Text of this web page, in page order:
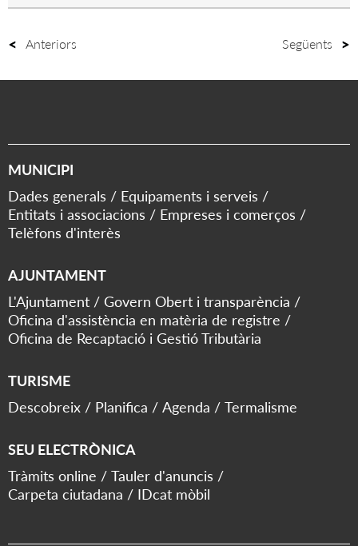
Anteriors Següents
MUNICIPI
Dades generals
Equipaments i serveis
Entitats i associacions
Empreses i comerços
Telèfons d'interès
AJUNTAMENT
L'Ajuntament
Govern Obert i transparència
Oficina d'assistència en matèria de registre
Oficina de Recaptació i Gestió Tributària
TURISME
Descobreix
Planifica Agenda Termalisme
SEU ELECTRÒNICA
Tràmits online
Tauler d'anuncis
Carpeta ciutadana
IDcat mòbil